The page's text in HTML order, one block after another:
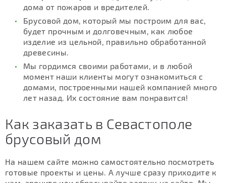
дома от пожаров и вредителей.
Брусовой дом, который мы построим для вас,
будет прочным и долговечным, как любое
изделие из цельной, правильно обработанной
древесины.
Мы гордимся своими работами, и в любой
момент наши клиенты могут ознакомиться с
домами, построенными нашей компанией много
лет назад. Их состояние вам понравится!
Как заказать в Севастополе
брусовый дом
На нашем сайте можно самостоятельно посмотреть
готовые проекты и цены. А лучше сразу приходите к